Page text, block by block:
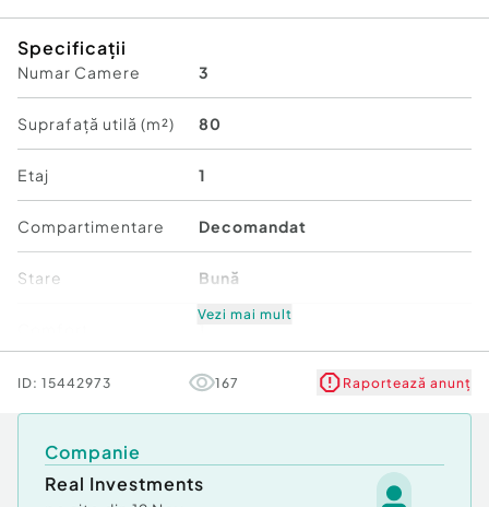
Specificații
Numar Camere 3
Suprafață utilă (m²) 80
Etaj 1
Compartimentare Decomandat
Stare Bună
Vezi mai mult
ID: 15442973 167 Raportează anunț
Companie
Real Investments